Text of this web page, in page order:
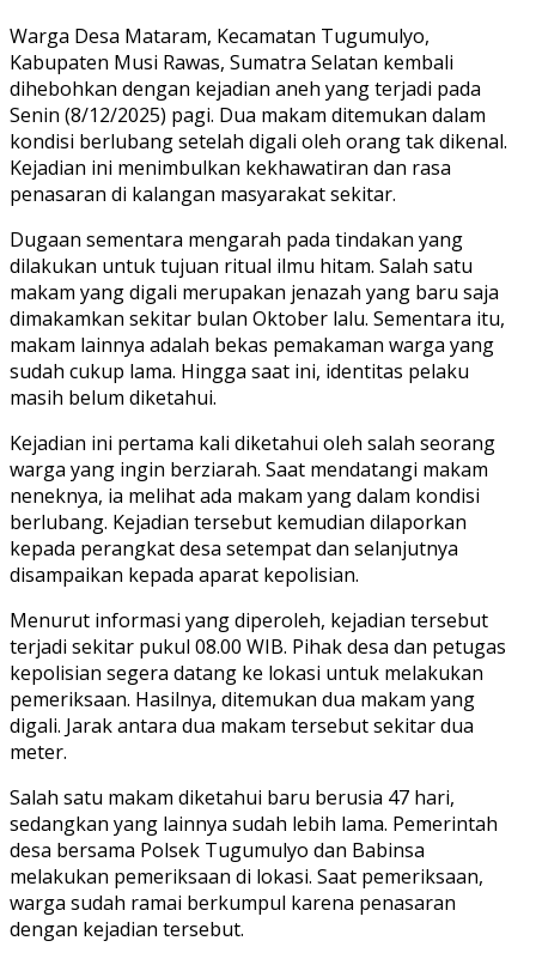
Warga Desa Mataram, Kecamatan Tugumulyo,
Kabupaten Musi Rawas, Sumatra Selatan kembali
dihebohkan dengan kejadian aneh yang terjadi pada
Senin (8/12/2025) pagi. Dua makam ditemukan dalam
kondisi berlubang setelah digali oleh orang tak dikenal.
Kejadian ini menimbulkan kekhawatiran dan rasa
penasaran di kalangan masyarakat sekitar.
Dugaan sementara mengarah pada tindakan yang
dilakukan untuk tujuan ritual ilmu hitam. Salah satu
makam yang digali merupakan jenazah yang baru saja
dimakamkan sekitar bulan Oktober lalu. Sementara itu,
makam lainnya adalah bekas pemakaman warga yang
sudah cukup lama. Hingga saat ini, identitas pelaku
masih belum diketahui.
Kejadian ini pertama kali diketahui oleh salah seorang
warga yang ingin berziarah. Saat mendatangi makam
neneknya, ia melihat ada makam yang dalam kondisi
berlubang. Kejadian tersebut kemudian dilaporkan
kepada perangkat desa setempat dan selanjutnya
disampaikan kepada aparat kepolisian.
Menurut informasi yang diperoleh, kejadian tersebut
terjadi sekitar pukul 08.00 WIB. Pihak desa dan petugas
kepolisian segera datang ke lokasi untuk melakukan
pemeriksaan. Hasilnya, ditemukan dua makam yang
digali. Jarak antara dua makam tersebut sekitar dua
meter.
Salah satu makam diketahui baru berusia 47 hari,
sedangkan yang lainnya sudah lebih lama. Pemerintah
desa bersama Polsek Tugumulyo dan Babinsa
melakukan pemeriksaan di lokasi. Saat pemeriksaan,
warga sudah ramai berkumpul karena penasaran
dengan kejadian tersebut.